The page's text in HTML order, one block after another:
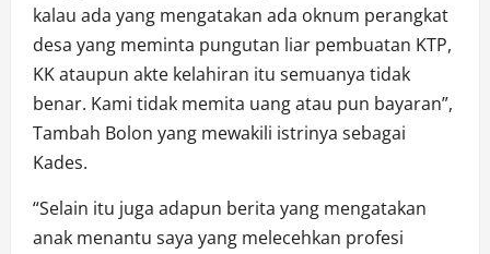
kalau ada yang mengatakan ada oknum perangkat
desa yang meminta pungutan liar pembuatan KTP,
KK ataupun akte kelahiran itu semuanya tidak
benar. Kami tidak memita uang atau pun bayaran”,
Tambah Bolon yang mewakili istrinya sebagai
Kades.
“Selain itu juga adapun berita yang mengatakan
anak menantu saya yang melecehkan profesi